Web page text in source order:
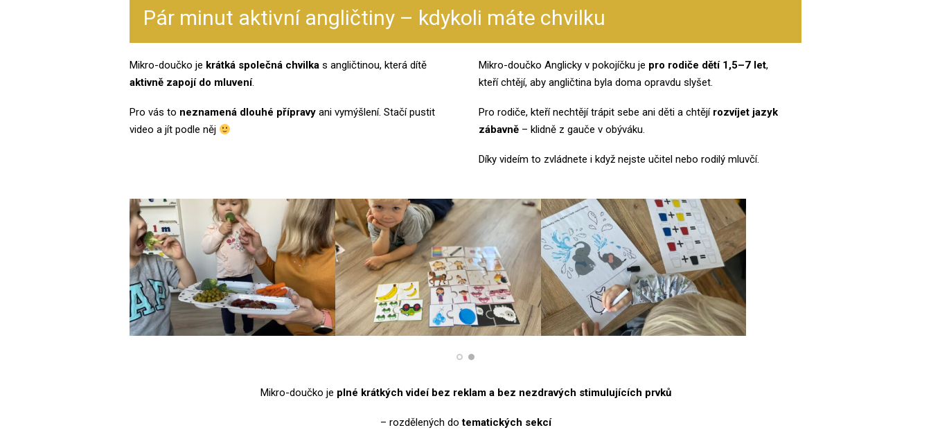
Pár minut aktivní angličtiny – kdykoli máte chvilku
Mikro-doučko je krátká společná chvilka s angličtinou, která dítě
aktivně zapojí do mluvení.
Pro vás to neznamená dlouhé přípravy ani vymýšlení. Stačí pustit
video a jít podle něj
Mikro-doučko Anglicky v pokojíčku je pro rodiče dětí 1,5–7 let,
kteří chtějí, aby angličtina byla doma opravdu slyšet.
Pro rodiče, kteří nechtějí trápit sebe ani děti a chtějírozvíjet jazyk
zábavně – klidně z gauče v obýváku.
Díky videím to zvládnete i když nejste učitel nebo rodilý mluvčí.
Mikro-doučko je plné krátkých videí bez reklam a bez nezdravých stimulujících prvků
– rozdělených do tematických sekcí